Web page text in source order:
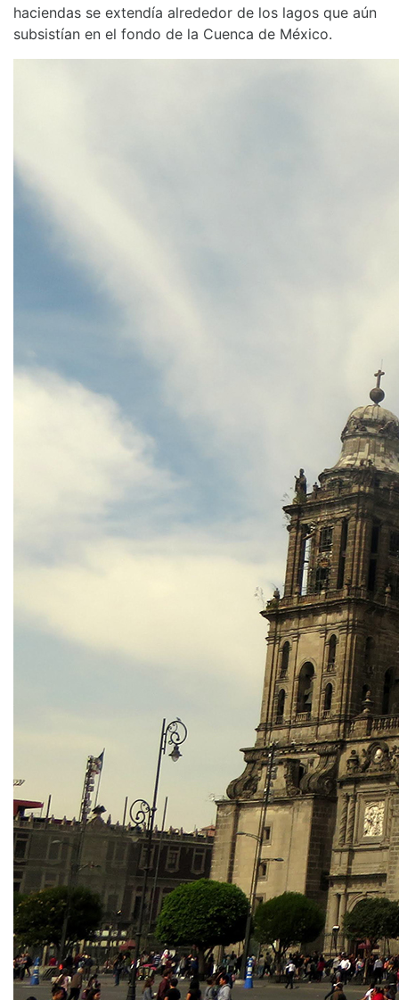
haciendas se extendía alrededor de los lagos que aún
subsistían en el fondo de la Cuenca de México.